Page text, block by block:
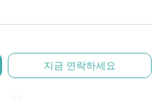
지금 연락하세요